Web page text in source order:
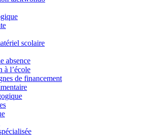
scolaire
absence
à l’école
de financement